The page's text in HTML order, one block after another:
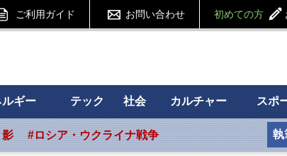
ご利用ガイド お問い合わせ 初めての方
ギー テック 社会 カルチャー スポ
影 #ロシア・ウクライナ戦争 執